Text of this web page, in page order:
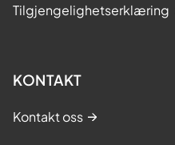
Tilgjengelighetserklæring
KONTAKT
Kontakt oss